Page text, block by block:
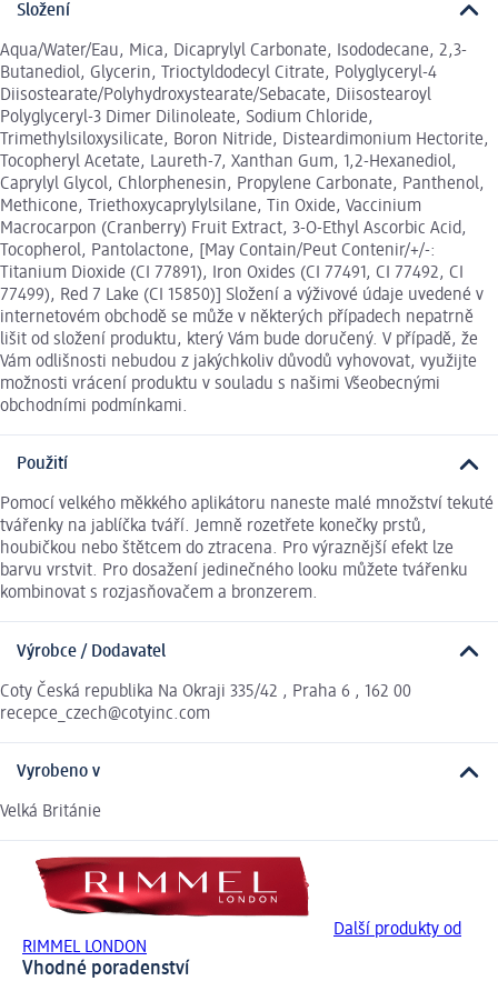
Složení
Aqua/Water/Eau, Mica, Dicaprylyl Carbonate, Isododecane, 2,3-
Butanediol, Glycerin, Trioctyldodecyl Citrate, Polyglyceryl-4
Diisostearate/Polyhydroxystearate/Sebacate, Diisostearoyl
Polyglyceryl-3 Dimer Dilinoleate, Sodium Chloride,
Trimethylsiloxysilicate, Boron Nitride, Disteardimonium Hectorite,
Tocopheryl Acetate, Laureth-7, Xanthan Gum, 1,2-Hexanediol,
Caprylyl Glycol, Chlorphenesin, Propylene Carbonate, Panthenol,
Methicone, Triethoxycaprylylsilane, Tin Oxide, Vaccinium
Macrocarpon (Cranberry) Fruit Extract, 3-O-Ethyl Ascorbic Acid,
Tocopherol, Pantolactone, [May Contain/Peut Contenir/+/-:
Titanium Dioxide (CI 77891), Iron Oxides (CI 77491, CI 77492, CI
77499), Red 7 Lake (CI 15850)] Složení a výživové údaje uvedené v
internetovém obchodě se může v některých případech nepatrně
lišit od složení produktu, který Vám bude doručený. V případě, že
Vám odlišnosti nebudou z jakýchkoliv důvodů vyhovovat, využijte
možnosti vrácení produktu v souladu s našimi Všeobecnými
obchodními podmínkami.
Použití
Pomocí velkého měkkého aplikátoru naneste malé množství tekuté
tvářenky na jablíčka tváří. Jemně rozetřete konečky prstů,
houbičkou nebo štětcem do ztracena. Pro výraznější efekt lze
barvu vrstvit. Pro dosažení jedinečného looku můžete tvářenku
kombinovat s rozjasňovačem a bronzerem.
Výrobce / Dodavatel
Coty Česká republika Na Okraji 335/42 , Praha 6 , 162 00
recepce_czech@cotyinc.com
Vyrobeno v
Velká Británie
Další produkty od
RIMMEL LONDON
Vhodné poradenství